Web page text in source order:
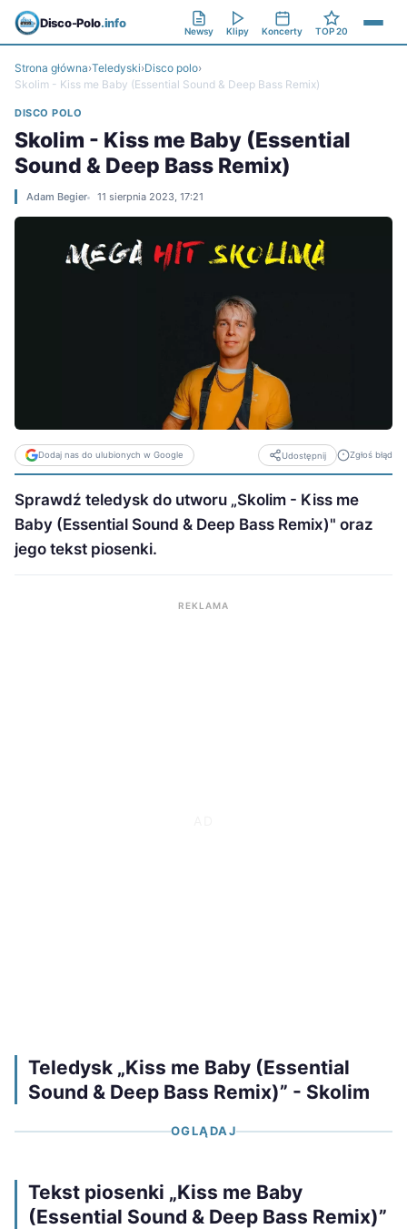
Disco-Polo.info
Newsy Klipy Koncerty TOP 20
Strona główna›Teledyski›Disco polo›
Skolim - Kiss me Baby (Essential Sound & Deep Bass Remix)
DISCO POLO
Skolim - Kiss me Baby (Essential
Sound & Deep Bass Remix)
Adam Begier 11 sierpnia 2023, 17:21
Dodaj nas do ulubionych w Google Udostępnij Zgłoś błąd
Sprawdź teledysk do utworu „Skolim - Kiss me
Baby (Essential Sound & Deep Bass Remix)" oraz
jego tekst piosenki.
REKLAMA
Teledysk „Kiss me Baby (Essential
Sound & Deep Bass Remix)” - Skolim
OGLĄDAJ
Tekst piosenki „Kiss me Baby
(Essential Sound & Deep Bass Remix)”